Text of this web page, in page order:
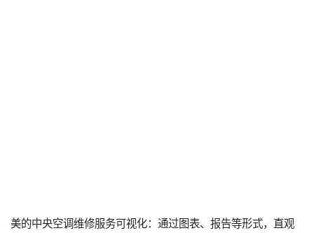
美的中央空调维修服务可视化：通过图表、报告等形式，直观